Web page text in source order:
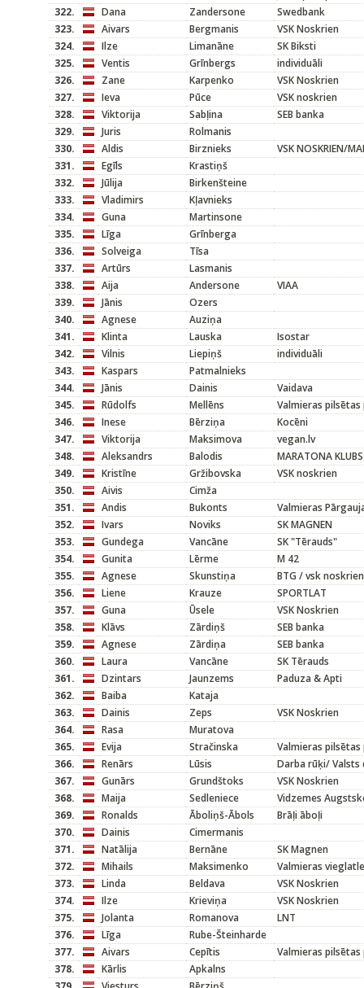
322.
Dana Zandersone
Swedbank
323.
Aivars Bergmanis
VSK Noskrien
324.
Ilze Limanāne
SK Biksti
325.
Ventis Grīnbergs
individuāli
326.
Zane Karpenko
VSK Noskrien
327.
Ieva Pūce
VSK noskrien
328.
Viktorija Sabļina
SEB banka
329.
Juris
Rolmanis
330.
Aldis Birznieks
VSK NOSKRIEN/
331.
Egīls
Krastiņš
332.
Jūlija
Birkenšteine
333.
Vladimirs
Kļavnieks
334.
Guna
Martinsone
335.
Līga
Grīnberga
336.
Solveiga
Tīsa
337.
Artūrs
Lasmanis
338.
Aija Andersone
VIAA
339.
Jānis
Ozers
340.
Agnese
Auziņa
341.
Klinta Lauska
Isostar
342.
Vilnis Liepiņš
individuāli
343.
Kaspars
Patmalnieks
344.
Jānis Dainis
Vaidava
345.
Rūdolfs Mellēns
Valmieras pilsētas
346.
Inese Bērziņa
Kocēni
347.
Viktorija Maksimova
vegan.lv
348.
Aleksandrs Balodis
MARATONA KLUBS
349.
Kristīne Gržibovska
VSK noskrien
350.
Aivis
Cimža
351.
Andis Bukonts
Valmieras
352.
Ivars Noviks
SK MAGNEN
353.
Gundega Vancāne
SK "Tērauds"
354.
Gunita Lērme
M 42
355.
Agnese Skunstiņa
BTG / vsk noskrien
356.
Liene Krauze
SPORTLAT
357.
Guna Ūsele
VSK Noskrien
358.
Klāvs Zārdiņš
SEB banka
359.
Agnese Zārdiņa
SEB banka
360.
Laura Vancāne
SK Tērauds
361.
Dzintars Jaunzems
Paduza & Apti
362.
Baiba
Kataja
363.
Dainis Zeps
VSK Noskrien
364.
Rasa
Muratova
365.
Evija Stračinska
Valmieras pilsētas
366.
Renārs Lūsis
Darba rūķi/ Valsts
367.
Gunārs Grundštoks
VSK Noskrien
368.
Maija Sedleniece
Vidzemes
369.
Ronalds Āboliņš-Ābols
Brāļi āboļi
370.
Dainis
Cimermanis
371.
Natālija Bernāne
SK Magnen
372.
Mihails Maksimenko
Valmieras
373.
Linda Beldava
VSK Noskrien
374.
Ilze Krieviņa
VSK Noskrien
375.
Jolanta Romanova
LNT
376.
Līga
Rube-Šteinharde
377.
Aivars Cepītis
Valmieras pilsētas
378.
Kārlis
Apkalns